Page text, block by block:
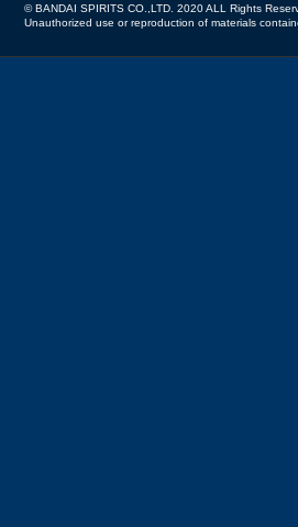
© BANDAI SPIRITS CO.,LTD. 2020 ALL Rights
Unauthorized use or reproduction of materials